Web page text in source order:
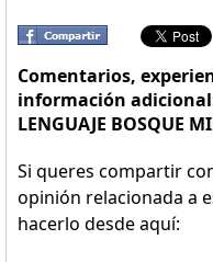
Comentarios,
información adicional:
LENGUAJE BOSQUE
Si queres compartir
opinión relacionada a
hacerlo desde aquí: